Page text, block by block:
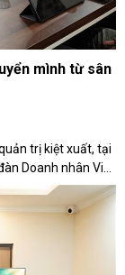
mình từ sân
trị kiệt xuất, tại
Doanh nhân Việt
phá. Dưới sự dẫn
giải mã "Quyền
giữa nghệ thuật
trường.